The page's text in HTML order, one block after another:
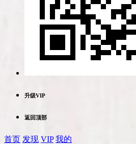
升级VIP
返回顶部
首页 发现 VIP 我的